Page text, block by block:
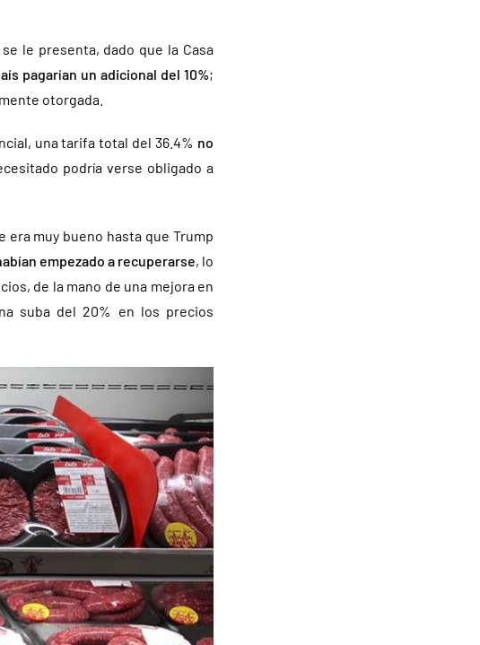
le presenta, dado que la Casa
pagarían un adicional del 10%;
otorgada.
una tarifa total del 36.4% no
podría verse obligado a
era muy bueno hasta que Trump
empezado a recuperarse, lo
de la mano de una mejora en
suba del 20% en los precios